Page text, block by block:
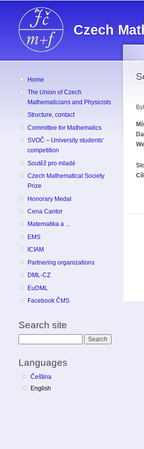
Czech
Home
The Union of Czech
Mathematicians and Physicists
Structure, contact
Committee for Mathematics
SVOČ – University students'
competition
Soutěž pro mladé
Czech Mathematical Society
Prize
Honorary Medal
Cena Cantor
Matematika a ...
EMS
ICIAM
Partnering organizations
DML-CZ
EuDML
Facebook ČMS
Search site
Languages
Čeština
English